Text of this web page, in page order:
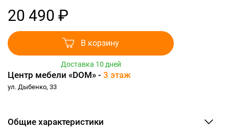
20 490 ₽
В корзину
Доставка 10 дней
Центр мебели «DOM» - 3 этаж
ул. Дыбенко, 33
Общие характеристики